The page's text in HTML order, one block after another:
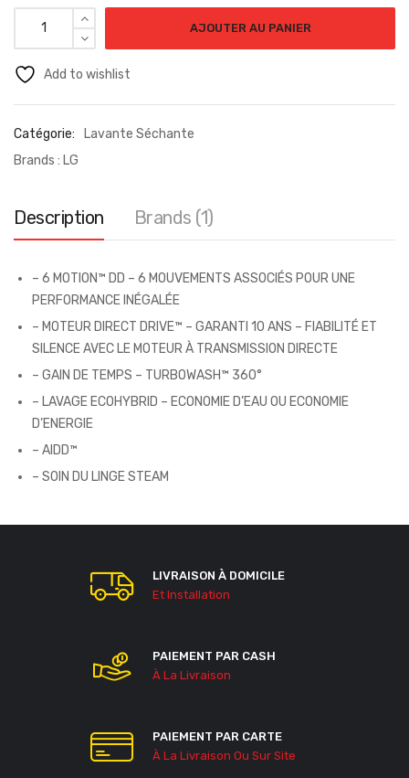
AJOUTER AU PANIER
Add to wishlist
Catégorie:
Lavante Séchante
Brands : LG
Description Brands (1)
– 6 MOTION™ DD – 6 MOUVEMENTS ASSOCIÉS POUR UNE
PERFORMANCE INÉGALÉE
– MOTEUR DIRECT DRIVE™ – GARANTI 10 ANS – FIABILITÉ ET
SILENCE AVEC LE MOTEUR À TRANSMISSION DIRECTE
– GAIN DE TEMPS – TURBOWASH™ 360°
– LAVAGE ECOHYBRID – ECONOMIE D’EAU OU ECONOMIE
D’ENERGIE
– AIDD™
– SOIN DU LINGE STEAM
LIVRAISON À DOMICILE
Et Installation
PAIEMENT PAR CASH
À La Livraison
PAIEMENT PAR CARTE
À La Livraison Ou Sur Site